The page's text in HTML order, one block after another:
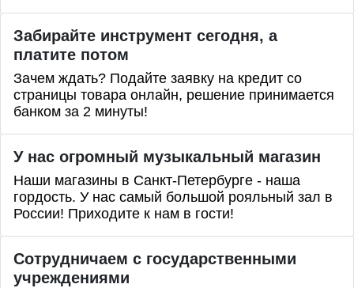
Забирайте инструмент сегодня, а
платите потом
Зачем ждать? Подайте заявку на кредит со
страницы товара онлайн, решение принимается
банком за 2 минуты!
У нас огромный музыкальный магазин
Наши магазины в Санкт-Петербурге - наша
гордость. У нас самый большой рояльный зал в
России! Приходите к нам в гости!
Сотрудничаем с государственными
учреждениями